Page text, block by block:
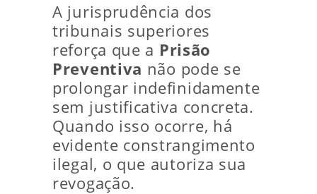
A jurisprudência dos
tribunais superiores
reforça que a Prisão
Preventiva não pode se
prolongar indefinidamente
sem justificativa concreta.
Quando isso ocorre, há
evidente constrangimento
ilegal, o que autoriza sua
revogação.